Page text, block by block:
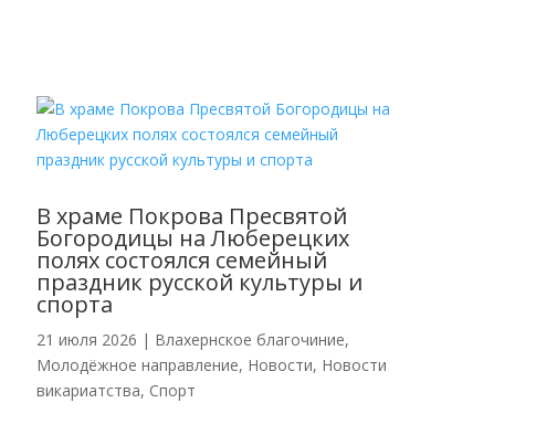
В храме Покрова Пресвятой
Богородицы на Люберецких
полях состоялся семейный
праздник русской культуры и
спорта
21 июля 2026 | Влахернское благочиние,
Молодёжное направление, Новости, Новости
викариатства, Спорт